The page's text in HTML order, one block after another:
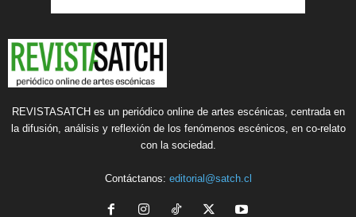
REVISTASATCH es un periódico online de artes escénicas, centrada en
la difusión, análisis y reflexión de los fenómenos escénicos, en co-relato
con la sociedad.
Contáctanos: editorial@satch.cl